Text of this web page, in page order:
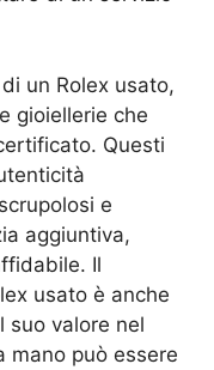
un Rolex usato,
gioiellerie che
Questi
e
aggiuntiva,
Il
usato è anche
suo valore nel
mano può essere